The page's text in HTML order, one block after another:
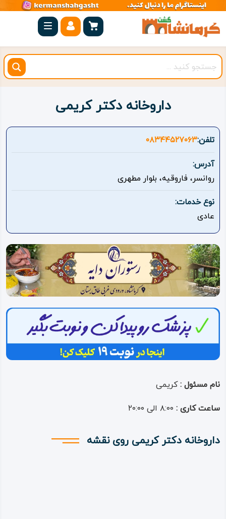
صفحه
اصلی
کرمانشاه
شهرستان
بیستون
روستاهای
هدف
اقامتگاه
ویدئو
درباره
ما
داروخانه دکتر کریمی
تلفن:۰۸۳۴۴۵۲۷۰۶۳
آدرس:
روانسر، فاروقیه، بلوار مطهری
نوع خدمات:
عادی
نام مسئول :کریمی
ساعت کاری :
داروخانه دکتر کریمی روی نقشه